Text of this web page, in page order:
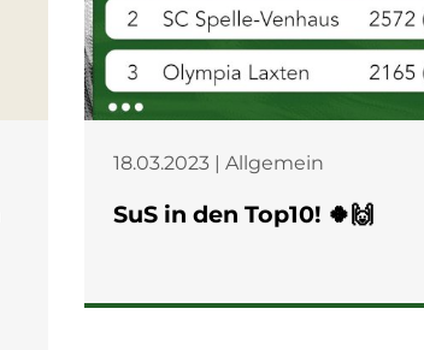
18.03.2023 | Allgemein
SuS in den Top10! 🍀🙌